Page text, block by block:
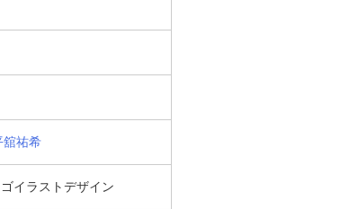
舘祐希
イラストデザイン